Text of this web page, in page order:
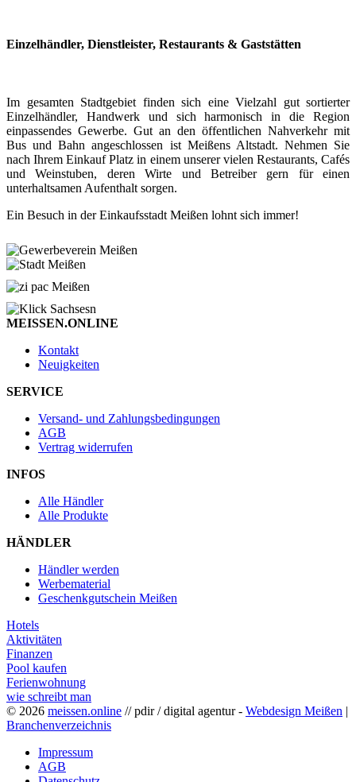
Einzelhändler, Dienstleister, Restaurants & Gaststätten
Im gesamten Stadtgebiet finden sich eine Vielzahl gut sortierter
Einzelhändler, Handwerk und sich harmonisch in die Region
einpassendes Gewerbe. Gut an den öffentlichen Nahverkehr mit
Bus und Bahn angeschlossen ist Meißens Altstadt. Nehmen Sie
nach Ihrem Einkauf Platz in einem unserer vielen Restaurants, Cafés
und Weinstuben, deren Wirte und Betreiber gern für einen
unterhaltsamen Aufenthalt sorgen.
Ein Besuch in der Einkaufsstadt Meißen lohnt sich immer!
MEISSEN.ONLINE
Kontakt
Neuigkeiten
SERVICE
Versand- und Zahlungsbedingungen
AGB
Vertrag widerrufen
INFOS
Alle Händler
Alle Produkte
HÄNDLER
Händler werden
Werbematerial
Geschenkgutschein Meißen
Hotels
Aktivitäten
Finanzen
Pool kaufen
Ferienwohnung
wie schreibt man
© 2026 meissen.online // pdir / digital agentur - Webdesign Meißen |
Branchenverzeichnis
Impressum
AGB